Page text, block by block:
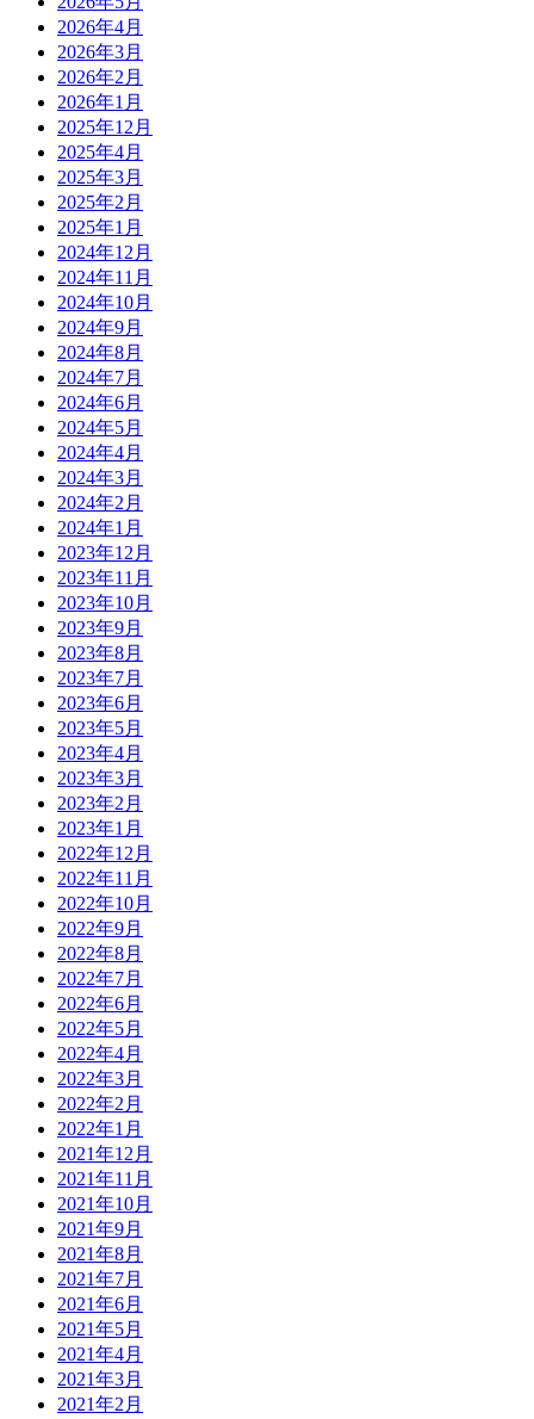
2026年4月
2026年3月
2026年2月
2026年1月
2025年12月
2025年4月
2025年3月
2025年2月
2025年1月
2024年12月
2024年11月
2024年10月
2024年9月
2024年8月
2024年7月
2024年6月
2024年5月
2024年4月
2024年3月
2024年2月
2024年1月
2023年12月
2023年11月
2023年10月
2023年9月
2023年8月
2023年7月
2023年6月
2023年5月
2023年4月
2023年3月
2023年2月
2023年1月
2022年12月
2022年11月
2022年10月
2022年9月
2022年8月
2022年7月
2022年6月
2022年5月
2022年4月
2022年3月
2022年2月
2022年1月
2021年12月
2021年11月
2021年10月
2021年9月
2021年8月
2021年7月
2021年6月
2021年5月
2021年4月
2021年3月
2021年2月